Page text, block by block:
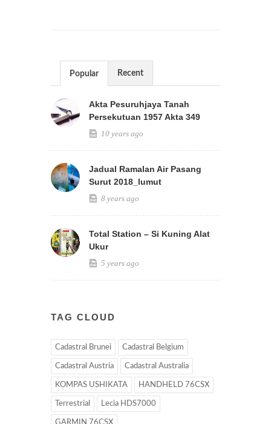
Popular Recent
Akta Pesuruhjaya Tanah
Persekutuan 1957 Akta 349
10 years ago
Jadual Ramalan Air Pasang
Surut 2018_lumut
8 years ago
Total Station – Si Kuning Alat
Ukur
5 years ago
TAG CLOUD
Cadastral Brunei Cadastral Belgium
Cadastral Austria Cadastral Australia
KOMPAS USHIKATA HANDHELD 76CSX
Terrestrial Lecia HDS7000
GARMIN 76CSX